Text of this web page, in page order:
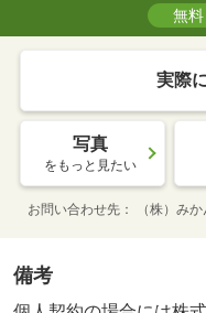
無
実際
写真
をもっと見たい
お問い合わせ先 （株）み
備考